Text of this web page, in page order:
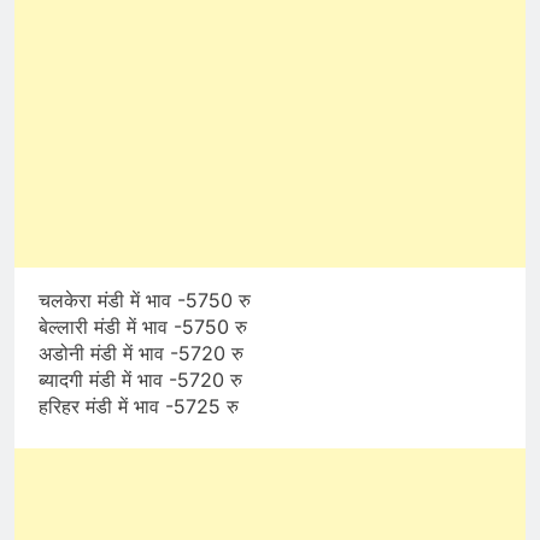
चलकेरा मंडी में भाव -5750 रु
बेल्लारी मंडी में भाव -5750 रु
अडोनी मंडी में भाव -5720 रु
ब्यादगी मंडी में भाव -5720 रु
हरिहर मंडी में भाव -5725 रु